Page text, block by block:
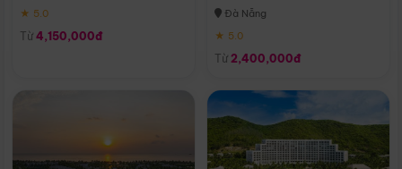
★ 5.0
Từ 4,150,000đ
Đà Nẵng
★ 5.0
Từ 2,400,000đ